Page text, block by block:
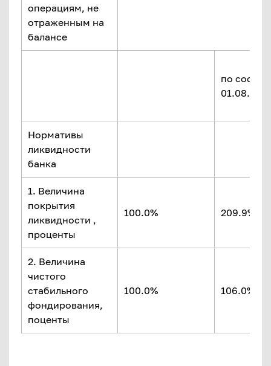
операциям, не
отраженным на
балансе
по
Нормативы
ликвидности
банка
1. Величина
покрытия
ликвидности ,
проценты
100.0% 209.9%
2. Величина
чистого
стабильного
фондирования,
поценты
100.0% 106.0%